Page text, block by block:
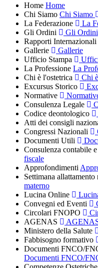
Home Home
Chi Siamo Chi Siamo
La Federazione
La
Gli Ordini
Gli Ordini
Rapporti Internazionali
Gallerie
Gallerie
Ufficio Stampa
La Professione La
Chi è l'ostetrica
Chi
Excursus Storico
Normative
Consulenza Legale
Codice deontologico
Atti dei consigli
Congressi Nazionali
Documenti Utili
Consulenza contabile
fiscale
Approfondimenti
Settimana allattamento
materno
Lucina Online
Convegni ed Eventi
Circolari FNOPO
AGENAS
Ministero della Salute
Fabbisogno formativo
Documenti FNCO/
Documenti FNCO/